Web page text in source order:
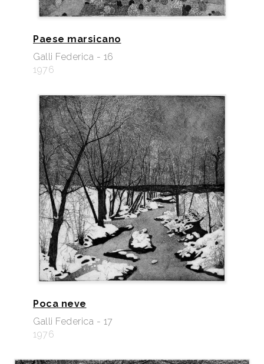
Paese marsicano
Galli Federica - 16
1976
Poca neve
Galli Federica - 17
1976